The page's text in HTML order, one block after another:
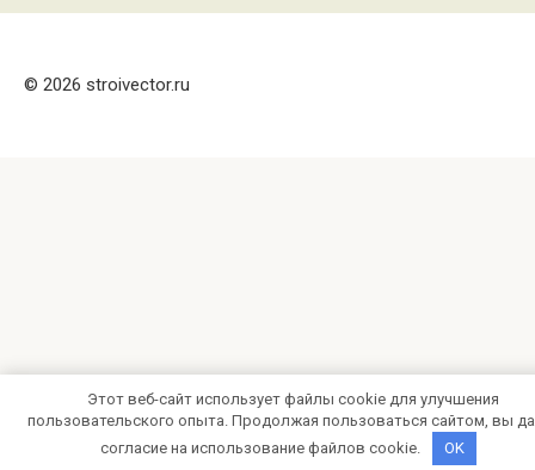
© 2026 stroivector.ru
Этот веб-сайт использует файлы cookie для улучшения
пользовательского опыта. Продолжая пользоваться сайтом, вы
согласие на использование файлов cookie.
OK